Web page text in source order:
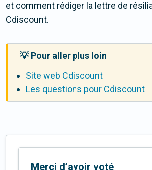
et comment rédiger la lettre de
Cdiscount.
💡 Pour aller plus loin
Site web Cdiscount
Les questions pour Cdiscount
Merci d’avoir voté